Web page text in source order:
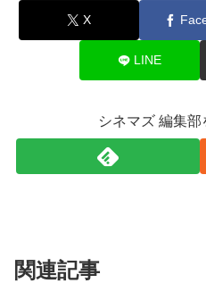
X
LINE
シネマズ 編集
関連記事